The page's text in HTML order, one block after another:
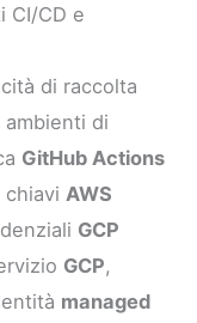
CI/CD e
di raccolta
di
GitHub Actions
chiavi AWS
GCP
GCP,
managed